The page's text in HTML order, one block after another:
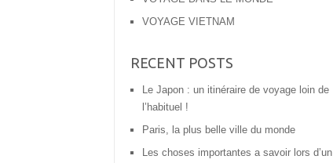
VOYAGE VIETNAM
RECENT POSTS
Le Japon : un itinéraire de voyage loin de
l’habituel !
Paris, la plus belle ville du monde
Les choses importantes a savoir lors d’un